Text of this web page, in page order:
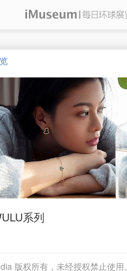
系列
版权所有，未经授权禁止使用。